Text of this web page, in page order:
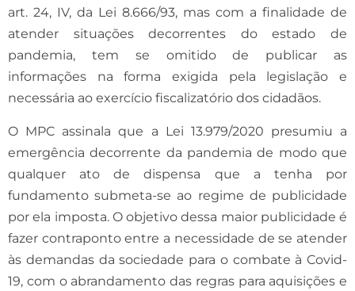
art. 24, IV, da Lei 8.666/93, mas com a finalidade de
atender situações decorrentes do estado de
pandemia, tem se omitido de publicar as
informações na forma exigida pela legislação e
necessária ao exercício fiscalizatório dos cidadãos.
O MPC assinala que a Lei 13.979/2020 presumiu a
emergência decorrente da pandemia de modo que
qualquer ato de dispensa que a tenha por
fundamento submeta-se ao regime de publicidade
por ela imposta. O objetivo dessa maior publicidade é
fazer contraponto entre a necessidade de se atender
às demandas da sociedade para o combate à Covid-
19, com o abrandamento das regras para aquisições e